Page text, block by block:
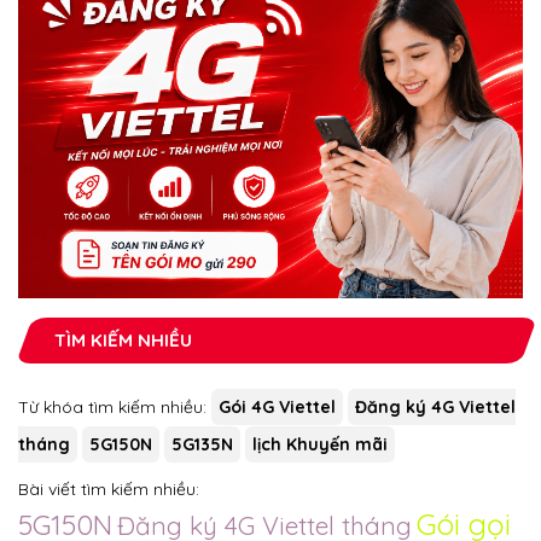
TÌM KIẾM NHIỀU
Từ khóa tìm kiếm nhiều: Gói 4G Viettel
Đăng ký 4G Viettel
tháng
5G150N 5G135N lịch Khuyến mãi
Bài viết tìm kiếm nhiều:
5G150N Đăng ký 4G Viettel tháng Gói gọi